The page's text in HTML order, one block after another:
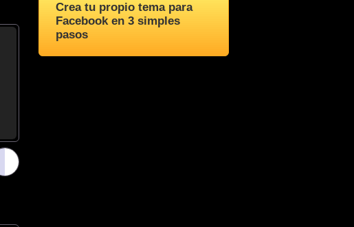
Crea tu propio tema para
Facebook en 3 simples
pasos